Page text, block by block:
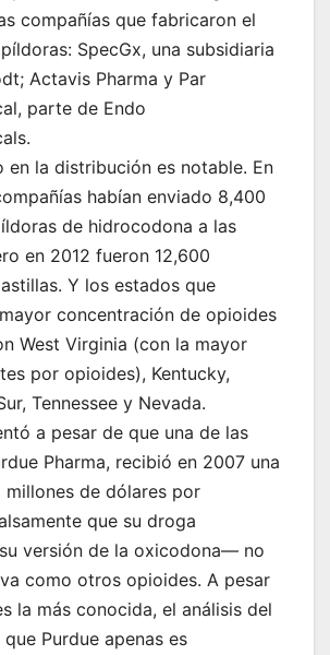
compañías que fabricaron el
SpecGx, una subsidiaria
Actavis Pharma y Par
parte de Endo
en la distribución es notable. En
habían enviado 8,400
de hidrocodona a las
en 2012 fueron 12,600
Y los estados que
concentración de opioides
West Virginia (con la mayor
por opioides), Kentucky,
Tennessee y Nevada.
a pesar de que una de las
Pharma, recibió en 2007 una
de dólares por
que su droga
versión de la oxicodona— no
como otros opioides. A pesar
la más conocida, el análisis del
Purdue apenas es